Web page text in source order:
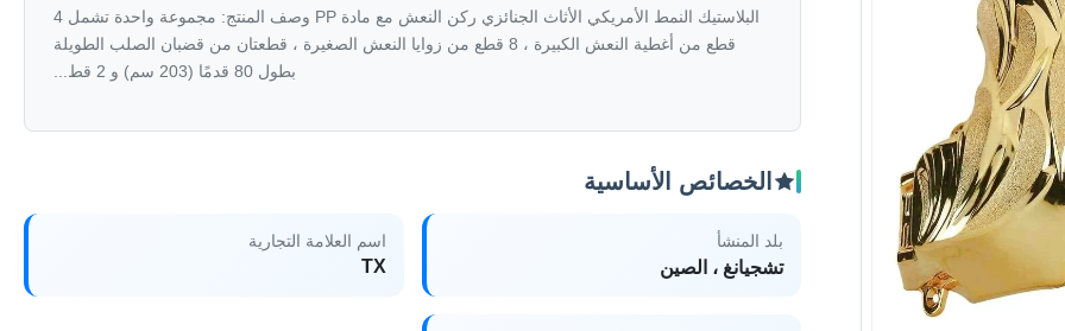
البلاستيك النمط الأمريكي الأثاث الجنائزي ركن النعش مع مادة PP وصف المنتج: مجموعة واحدة تشمل 4
قطع من أغطية النعش الكبيرة ، 8 قطع من زوايا النعش الصغيرة ، قطعتان من قضبان الصلب الطويلة
بطول 80 قدمًا (203 سم) و 2 قط...
الخصائص الأساسية
بلد المنشأ
تشجيانغ ، الصين
اسم العلامة التجارية
TX